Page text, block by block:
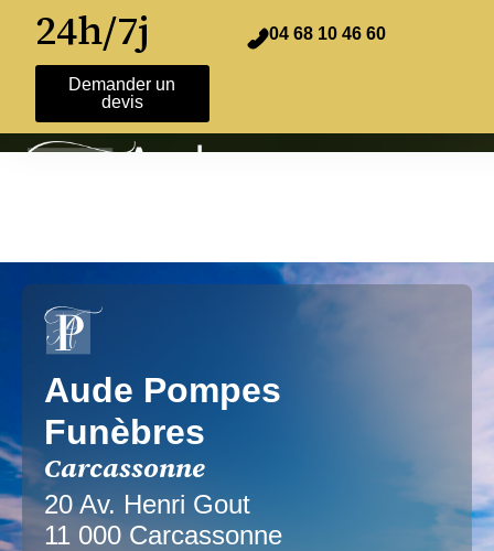
24h/7j 04 68 10 46 60
Demander un
devis
Aude Pompes
Funèbres
Carcassonne
20 Av. Henri Gout
11 000 Carcassonne